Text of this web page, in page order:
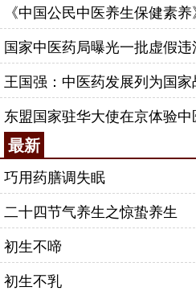
《中国公民中医养生保健素
国家中医药局曝光一批虚假
王国强：中医药发展列为国
东盟国家驻华大使在京体验中
最新
巧用药膳调失眠
二十四节气养生之惊蛰养生
初生不啼
初生不乳